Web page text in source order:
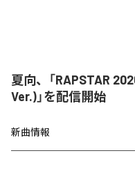
夏向、「RAPSTAR
Ver.)」を配信開始
新曲情報